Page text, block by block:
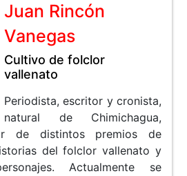
Juan Rincón
Vanegas
Cultivo de folclor
vallenato
Periodista, escritor y cronista,
natural de Chimichagua,
de distintos premios de
del folclor vallenato y
Actualmente se